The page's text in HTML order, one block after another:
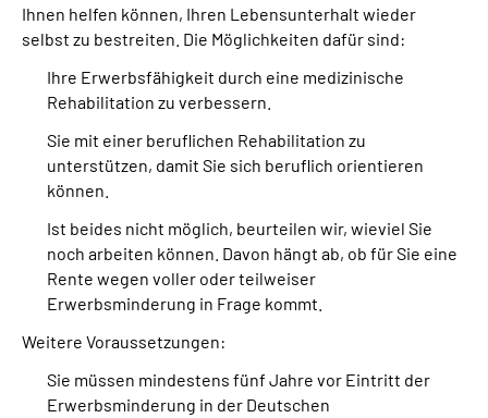
Ihnen helfen können, Ihren Lebensunterhalt wieder
selbst zu bestreiten. Die Möglichkeiten dafür sind:
Ihre Erwerbsfähigkeit durch eine medizinische
Rehabilitation zu verbessern.
Sie mit einer beruflichen Rehabilitation zu
unterstützen, damit Sie sich beruflich orientieren
können.
Ist beides nicht möglich, beurteilen wir, wieviel Sie
noch arbeiten können. Davon hängt ab, ob für Sie eine
Rente wegen voller oder teilweiser
Erwerbsminderung in Frage kommt.
Weitere Voraussetzungen:
Sie müssen mindestens fünf Jahre vor Eintritt der
Erwerbsminderung in der Deutschen